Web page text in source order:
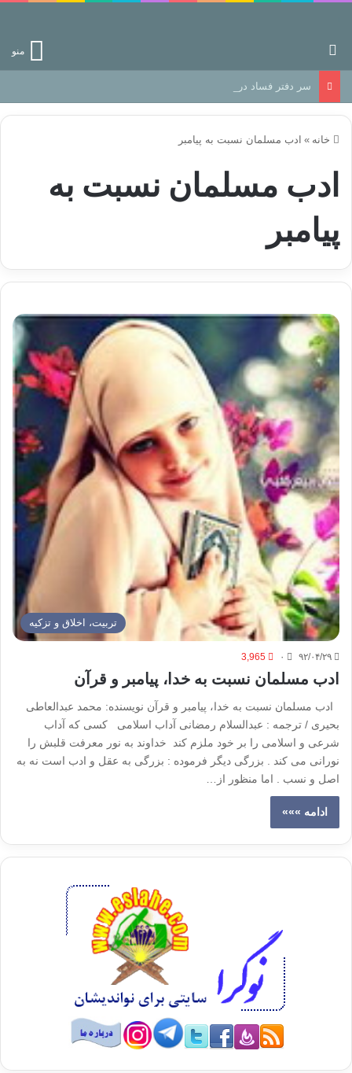
منو
سر دفتر فساد در زمین‌، دوری وکناره‌گیری از راه خداست‌!
خانه » ادب مسلمان نسبت به پیامبر
ادب مسلمان نسبت به
پیامبر
تربیت، اخلاق و تزکیه
۹۲/۰۴/۲۹ ۰ 3,965
ادب مسلمان نسبت به خدا، پیامبر و قرآن
ادب مسلمان نسبت به خدا، پیامبر و قرآن نویسنده: محمد عبدالعاطی
بحیری / ترجمه : عبدالسلام رمضانی آداب اسلامی کسی که آداب
شرعی و اسلامی را بر خود ملزم کند خداوند به نور معرفت قلبش را
نورانی می کند . بزرگی دیگر فرموده : بزرگی به عقل و ادب است نه به
اصل و نسب . اما منظور از…
ادامه »»»